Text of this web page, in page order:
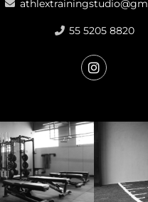
55 5205 8820